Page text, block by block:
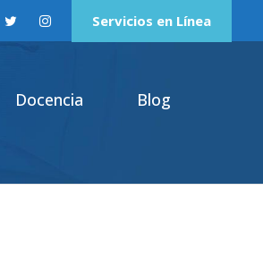
Servicios en Línea
Docencia Blog